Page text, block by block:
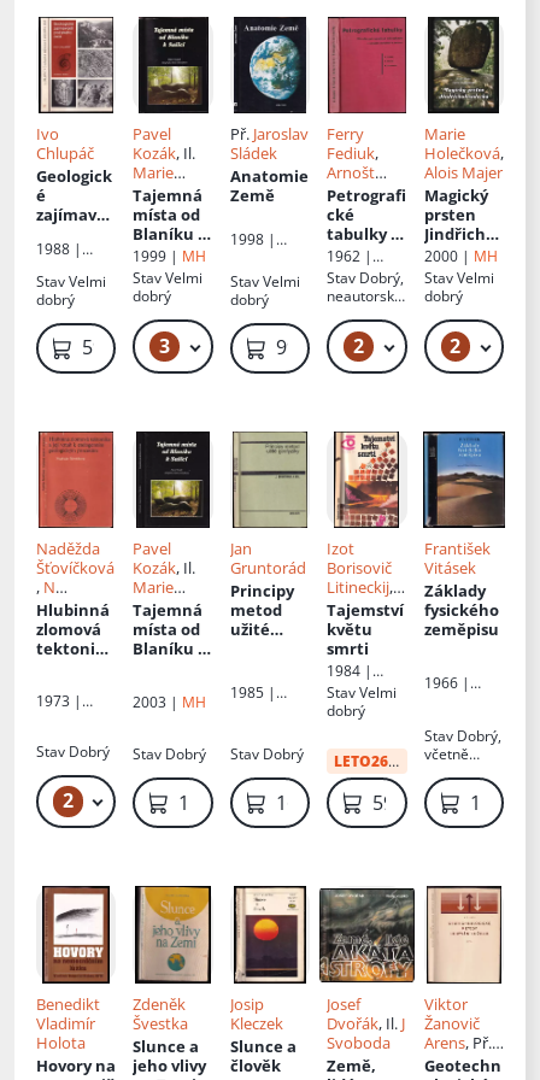
sluneční
světlo -
neocenit
elný dar,
které
směry
jsou
správné a
které
špatné
Ivo
Chlupáč
Geologick
é
zajímavos
pražskéh
o okolí
1988 |
StavVelmi
dobrý
599 Kč
Pavel
Kozák, Il.
Marie
Holečková
Tajemná
místa od
Blaníku k
Sušici
1999 | MH
StavVelmi
dobrý
3 899 Kč – 999 Kč
Př. Jaroslav
Sládek
Anatomie
Země
1998 |
StavVelmi
dobrý
99 Kč
Ferry
Fediuk,
Arnošt
Dudek,
Marie
Palivcová
Petrografi
cké
tabulky:
příručka
petrografi
cké
pie s
atlasem
struktur
1962 |
Nakladatels
tví
nské
akademie
věd
Stav Dobrý,
neautorský
podpis
2 899 Kč – 1 099 Kč
Marie
Holečková,
Alois Majer
Magický
prsten
Jindřicho
hradecka
2000 | MH
StavVelmi
dobrý
2
Naděžda
Šťovíčková
, N
Šťovíčková
Hlubinná
zlomová
tektonika
endogenn
geologick
procesům
1973 |
Stav Dobrý
2 79 Kč – 129 Kč
Pavel
Kozák, Il.
Marie
Holečková
Tajemná
místa od
Blaníku k
2003 | MH
Stav Dobrý
1 349 Kč
Jan
Gruntorád
Principy
metod
užité
1985 |
tví
technické
literatury
Stav Dobrý
169 Kč
Izot
Borisovič
Litineckij,
Př.
Horymírxx
0083174
Junek
Tajemství
květu
smrti
1984 |
Lidové
nakladatels
StavVelmi
dobrý
LETO26
:41 Kč
59 Kč
František
Vitásek
Základy
fysického
zeměpisu
1966 |
Stav Dobrý,
včetně
119 Kč
Benedikt
Vladimír
Holota
Hovory na
Zdeněk
Švestka
Slunce a
jeho vlivy
Josip
Kleczek
Slunce a
člověk
Josef
Dvořák, Il. J
Svoboda
Země,
Viktor
Žanovič
Arens, Př.
Eva
Geotechn